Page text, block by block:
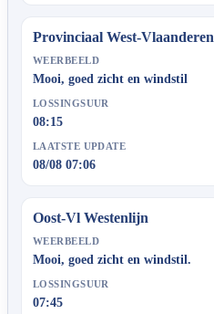
Provinciaal West-Vlaanderen
WEERBEELD
Mooi, goed zicht en windstil
LOSSINGSUUR
08:15
LAATSTE UPDATE
08/08 07:06
Oost-Vl Westenlijn
WEERBEELD
Mooi, goed zicht en windstil.
LOSSINGSUUR
07:45